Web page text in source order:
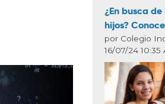
¿En busca
hijos?
por Colegio
16/07/24 10:35